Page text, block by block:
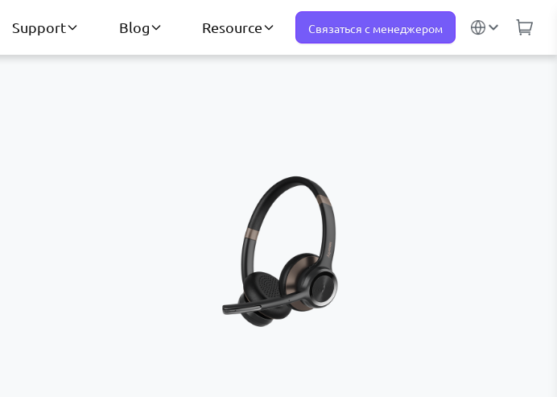
Support Blog Resource Связаться с менеджером